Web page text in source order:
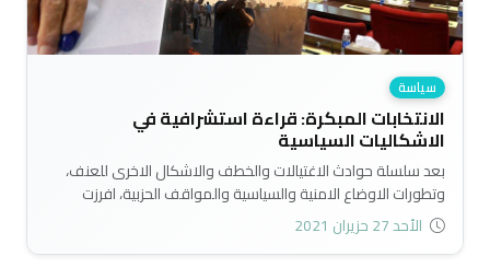
سياسة
الانتخابات المبكرة: قراءة استشرافية في
الاشكاليات السياسية
بعد سلسلة حوادث الاغتيالات والخطف والاشكال الاخرى للعنف،
وتطورات الاوضاع الامنية والسياسية والمواقف الحزبية، افرزت
مجموعة اشكاليات مبطنة وغير ظاهره. وهذه الاشكاليات، اذا ما
استمر تغذيتها ستقود حتما الى البلاد الى حافة الهاوية. كما ان
هذه الاشكاليات هي نتاج لسلوكيات " قوى واحزاب " بعضها له
الأحد 27 حزيران 2021